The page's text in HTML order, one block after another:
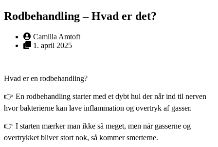
Rodbehandling – Hvad er det?
Camilla Amtoft
1. april 2025
Hvad er en rodbehandling?
👉 En rodbehandling starter med et dybt hul der når ind til nerven
hvor bakterierne kan lave inflammation og overtryk af gasser.
👉 I starten mærker man ikke så meget, men når gasserne og
overtrykket bliver stort nok, så kommer smerterne.